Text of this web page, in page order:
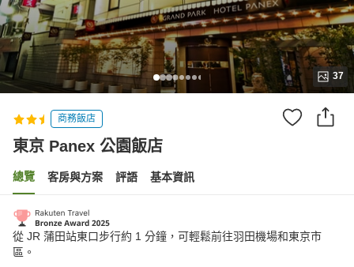
37
商務飯店
東京 Panex 公園飯店
總覽 客房與方案 評語 基本資訊
從 JR 蒲田站東口步行約 1 分鐘，可輕鬆前往羽田機場和東京市
區。